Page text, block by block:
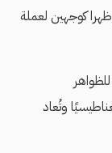
كوجهين لعملة
وتُعاد